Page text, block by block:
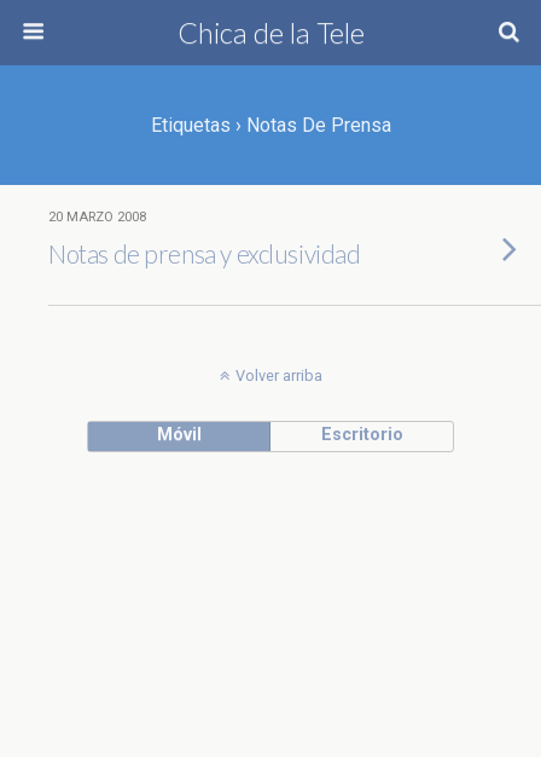
Chica de la Tele
Etiquetas › Notas De Prensa
20 MARZO 2008
Notas de prensa y exclusividad
Volver arriba
Móvil Escritorio